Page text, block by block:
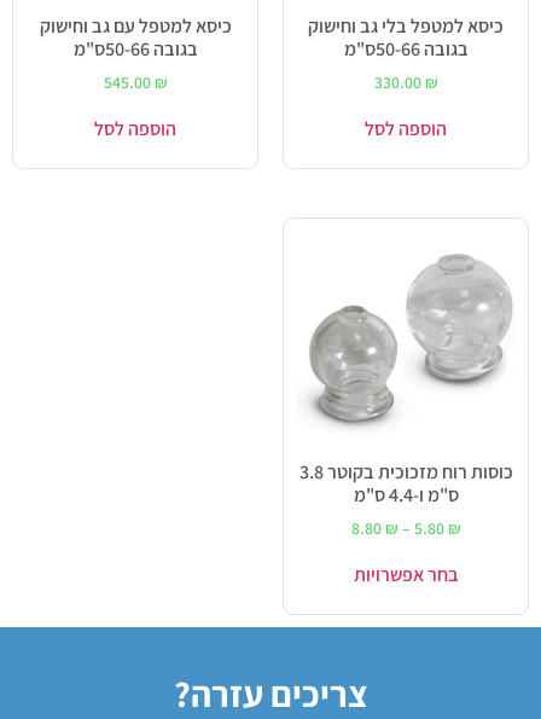
כיסא למטפל בלי גב וחישוק
בגובה 50-66ס"מ
330.00 ₪
הוספה לסל
כיסא למטפל עם גב וחישוק
בגובה 50-66ס"מ
545.00 ₪
הוספה לסל
כוסות רוח מזכוכית בקוטר 3.8
ס"מ ו-4.4 ס"מ
5.80 ₪
–
8.80 ₪
בחר אפשרויות
צריכים עזרה?